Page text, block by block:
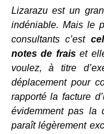
Lizarazu est un
indéniable. Mais le
consultants c’est
notes de fraiset
voulez, à titre
déplacement pour
rapporté la facture
évidemment pas la
paraît légèrement